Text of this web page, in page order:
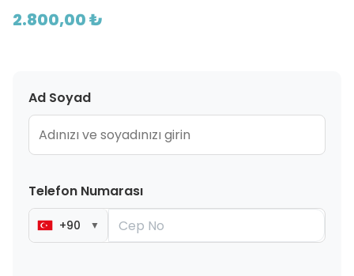
2.800,00 ₺
Ad Soyad
Telefon Numarası
+90 ▼